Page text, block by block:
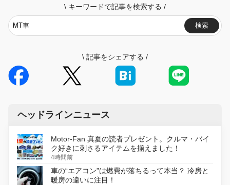
\ キーワードで記事を検索する /
検索
\ 記事をシェアする /
ヘッドラインニュース
Motor-Fan 真夏の読者プレゼント。クルマ・バイ
ク好きに刺さるアイテムを揃えました！
4時間前
車の“エアコン”は燃費が落ちるって本当？ 冷房と
暖房の違いに注目！